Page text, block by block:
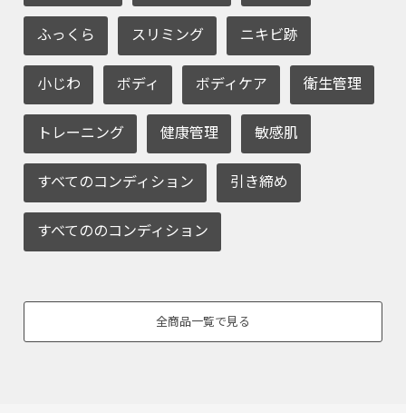
ふっくら スリミング ニキビ跡
小じわ ボディ ボディケア 衛生管理
トレーニング 健康管理 敏感肌
すべてのコンディション 引き締め
すべてののコンディション
全商品一覧で見る